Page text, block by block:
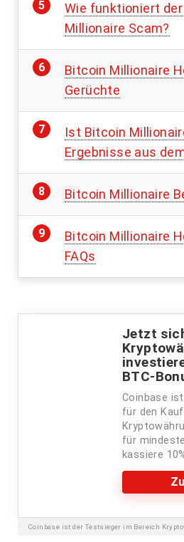
Wie funktioniert
Millionaire Scam?
Bitcoin Millionaire
Gerüchte
Ist Bitcoin
Ergebnisse aus
Bitcoin Millionaire
Bitcoin Millionaire
FAQs
Jetzt
BTC-
Coinbase
für den
für
kassiere
Coinbase ist der Testsieger im Bereich